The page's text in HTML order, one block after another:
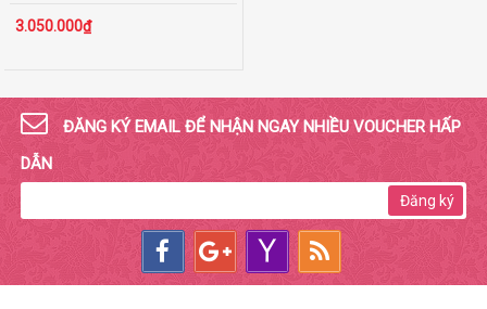
3.050.000₫
ĐĂNG KÝ EMAIL ĐỂ NHẬN NGAY NHIỀU VOUCHER HẤP
DẪN
Đăng ký